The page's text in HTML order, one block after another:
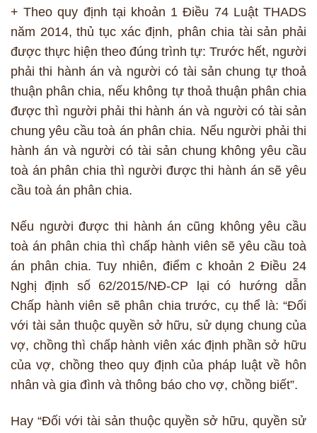
+ Theo quy định tại khoản 1 Điều 74 Luật THADS
năm 2014, thủ tục xác định, phân chia tài sản phải
được thực hiện theo đúng trình tự: Trước hết, người
phải thi hành án và người có tài sản chung tự thoả
thuận phân chia, nếu không tự thoả thuận phân chia
được thì người phải thi hành án và người có tài sản
chung yêu cầu toà án phân chia. Nếu người phải thi
hành án và người có tài sản chung không yêu cầu
toà án phân chia thì người được thi hành án sẽ yêu
cầu toà án phân chia.
Nếu người được thi hành án cũng không yêu cầu
toà án phân chia thì chấp hành viên sẽ yêu cầu toà
án phân chia. Tuy nhiên, điểm c khoản 2 Điều 24
Nghị định số 62/2015/NĐ-CP lại có hướng dẫn
Chấp hành viên sẽ phân chia trước, cụ thể là: “Đối
với tài sản thuộc quyền sở hữu, sử dụng chung của
vợ, chồng thì chấp hành viên xác định phần sở hữu
của vợ, chồng theo quy định của pháp luật về hôn
nhân và gia đình và thông báo cho vợ, chồng biết”.
Hay “Đối với tài sản thuộc quyền sở hữu, quyền sử